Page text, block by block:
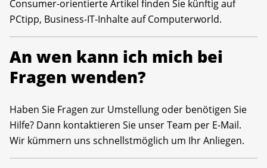
Consumer-orientierte Artikel finden Sie künftig auf
PCtipp, Business-IT-Inhalte auf Computerworld.
An wen kann ich mich bei
Fragen wenden?
Haben Sie Fragen zur Umstellung oder benötigen Sie
Hilfe? Dann kontaktieren Sie unser Team per E-Mail.
Wir kümmern uns schnellstmöglich um Ihr Anliegen.